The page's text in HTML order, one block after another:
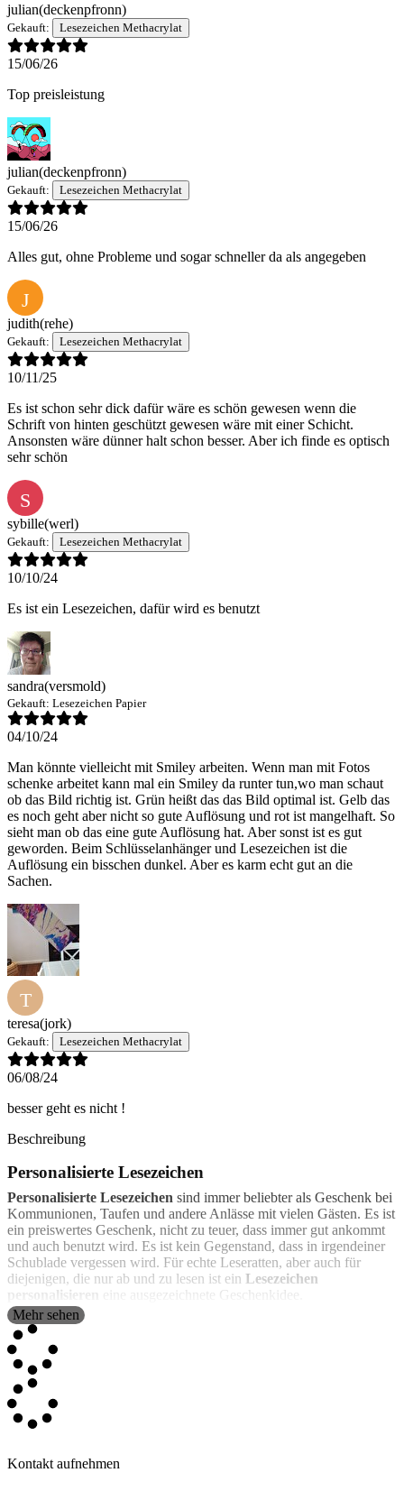
julian(deckenpfronn)
Gekauft: Lesezeichen Methacrylat
15/06/26
Top preisleistung
julian(deckenpfronn)
Gekauft: Lesezeichen Methacrylat
15/06/26
Alles gut, ohne Probleme und sogar schneller da als angegeben
J
judith(rehe)
Gekauft: Lesezeichen Methacrylat
10/11/25
Es ist schon sehr dick dafür wäre es schön gewesen wenn die
Schrift von hinten geschützt gewesen wäre mit einer Schicht.
Ansonsten wäre dünner halt schon besser. Aber ich finde es optisch
sehr schön
S
sybille(werl)
Gekauft: Lesezeichen Methacrylat
10/10/24
Es ist ein Lesezeichen, dafür wird es benutzt
sandra(versmold)
Gekauft: Lesezeichen Papier
04/10/24
Man könnte vielleicht mit Smiley arbeiten. Wenn man mit Fotos
schenke arbeitet kann mal ein Smiley da runter tun,wo man schaut
ob das Bild richtig ist. Grün heißt das das Bild optimal ist. Gelb das
es noch geht aber nicht so gute Auflösung und rot ist mangelhaft. So
sieht man ob das eine gute Auflösung hat. Aber sonst ist es gut
geworden. Beim Schlüsselanhänger und Lesezeichen ist die
Auflösung ein bisschen dunkel. Aber es karm echt gut an die
Sachen.
T
teresa(jork)
Gekauft: Lesezeichen Methacrylat
06/08/24
besser geht es nicht !
Beschreibung
Personalisierte Lesezeichen
Personalisierte Lesezeichen sind immer beliebter als Geschenk bei
Kommunionen, Taufen und andere Anlässe mit vielen Gästen. Es ist
ein preiswertes Geschenk, nicht zu teuer, dass immer gut ankommt
und auch benutzt wird. Es ist kein Gegenstand, dass in irgendeiner
Schublade vergessen wird. Für echte Leseratten, aber auch für
diejenigen, die nur ab und zu lesen ist ein Lesezeichen
personalisieren
eine ausgezeichnete Geschenkidee.
Bei Wanapix kannst du deine eigenen
Es sind mehrere Materialien verfügbar:
Das klassische
aus hohem Papiergewicht. Dieses Modell wird aufgrund deren
billigen Preis üblicherweise bei Veranstaltungen mit einer
größeren Anzahl von Gästen verschenkt. Es ist etwa 5 cm breit
EleganteLesezeichen aus Holz
Mehr sehen
Kontakt aufnehmen